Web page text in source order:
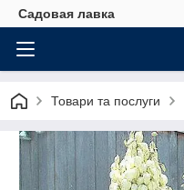
Садовая лавка
Товари та послуги